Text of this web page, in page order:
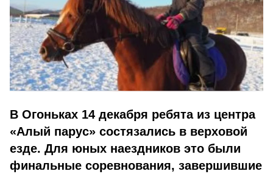
В Огоньках 14 декабря ребята из центра
«Алый парус» состязались в верховой
езде. Для юных наездников это были
финальные соревнования, завершившие